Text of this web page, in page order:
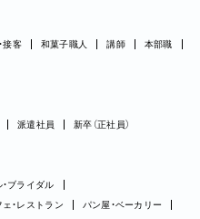
接客 和菓子職人 講師
本部職
派遣社員 新卒（正社員）
ブライダル
ェ・レストラン
パン屋・ベーカリー